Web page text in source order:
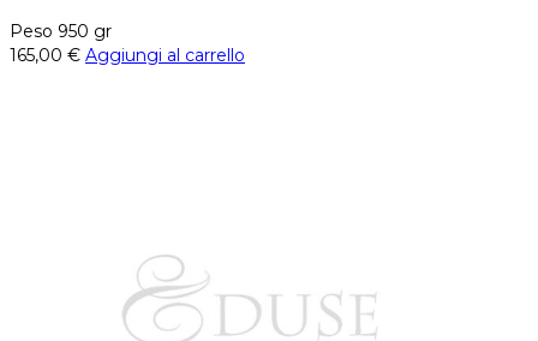
Peso 950 gr
165,00 € Aggiungi al carrello